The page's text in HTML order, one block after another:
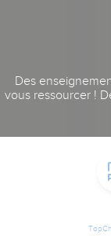
Des
vous ressourcer !